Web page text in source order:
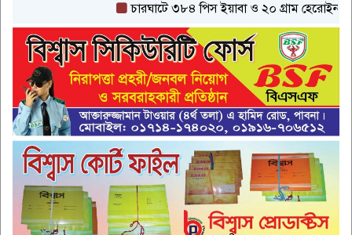
চারঘাটে ৩৮৪ পিস ইয়াবা ও ২০ গ্রাম হেরোইনসহ একজন